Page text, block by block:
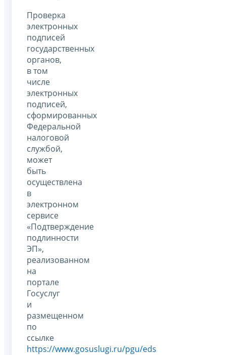
Проверка
электронных
подписей
государственных
органов,
в том
числе
электронных
подписей,
сформированных
Федеральной
налоговой
службой,
может
быть
осуществлена
в
электронном
сервисе
«Подтверждение
подлинности
ЭП»,
реализованном
на
портале
Госуслуг
и
размещенном
по
ссылке
https://www.gosuslugi.ru/pgu/eds